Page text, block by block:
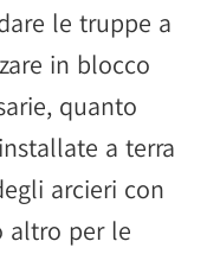
le truppe a
in blocco
quanto
a terra
arcieri con
altro per le